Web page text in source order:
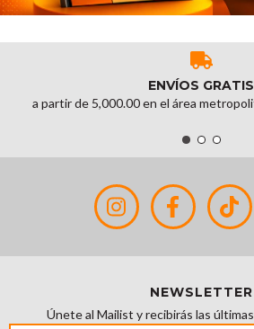
ENVÍOS GRATIS
a partir de 5,000.00 en el área
NEWSLETTER
Únete al Mailist y recibirás las